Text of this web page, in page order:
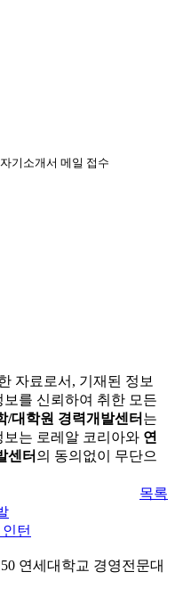
기소개서 메일 접수
자료로서, 기재된 정보
를 신뢰하여 취한 모든
/대학원 경력개발센터 는
는 로레알 코리아와 연
센터 의 동의없이 무단으
목록
턴
연세대학교 경영전문대